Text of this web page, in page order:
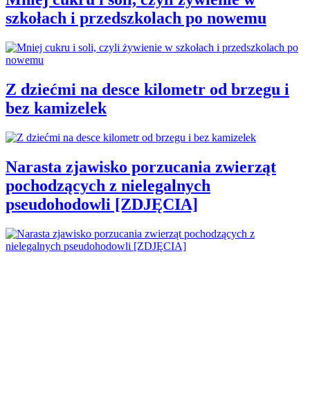
szkołach i przedszkolach po nowemu
Z dziećmi na desce kilometr od brzegu i
bez kamizelek
Narasta zjawisko porzucania zwierząt
pochodzących z nielegalnych
pseudohodowli [ZDJĘCIA]